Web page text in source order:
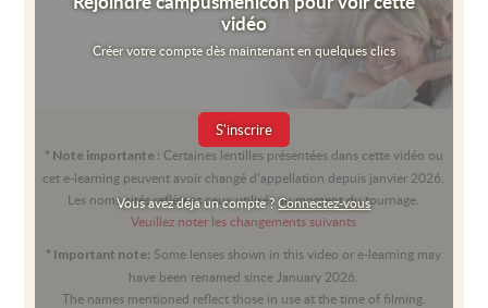
vidéo
Créer votre compte dès maintenant en quelques clics
S'inscrire
Vous avez déja un compte ?Connectez-vous
* Note importante : Certaines lentilles présentées dans cette vidéo ou
cet e-learning peuvent avoir changé d’appellation depuis janvier 2026.
Les noms cités reflètent ceux utilisés au moment du tournage.
Veuillez noter les changements suivants
* Important note: Some lenses shown in this video or e-learning may
have been renamed since January 2026.
The names mentioned reflect those in use at the time of filming.